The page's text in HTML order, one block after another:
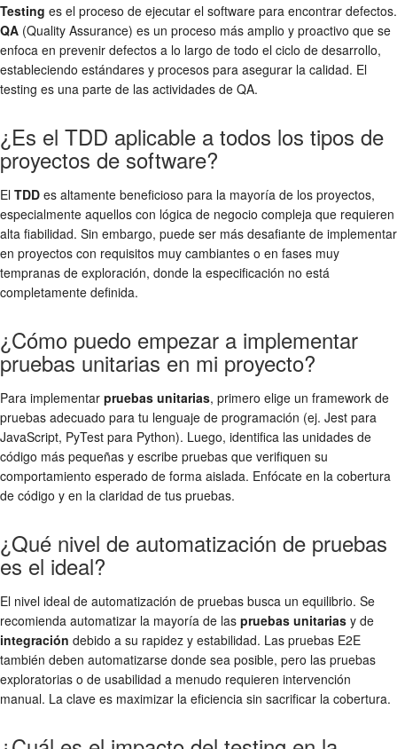
Testing es el proceso de ejecutar el software para encontrar defectos.
QA (Quality Assurance) es un proceso más amplio y proactivo que se
enfoca en prevenir defectos a lo largo de todo el ciclo de desarrollo,
estableciendo estándares y procesos para asegurar la calidad. El
testing es una parte de las actividades de QA.
¿Es el TDD aplicable a todos los tipos de
proyectos de software?
El TDD es altamente beneficioso para la mayoría de los proyectos,
especialmente aquellos con lógica de negocio compleja que requieren
alta fiabilidad. Sin embargo, puede ser más desafiante de implementar
en proyectos con requisitos muy cambiantes o en fases muy
tempranas de exploración, donde la especificación no está
completamente definida.
¿Cómo puedo empezar a implementar
pruebas unitarias en mi proyecto?
Para implementar pruebas unitarias, primero elige un framework de
pruebas adecuado para tu lenguaje de programación (ej. Jest para
JavaScript, PyTest para Python). Luego, identifica las unidades de
código más pequeñas y escribe pruebas que verifiquen su
comportamiento esperado de forma aislada. Enfócate en la cobertura
de código y en la claridad de tus pruebas.
¿Qué nivel de automatización de pruebas
es el ideal?
El nivel ideal de automatización de pruebas busca un equilibrio. Se
recomienda automatizar la mayoría de las pruebas unitarias y de
integración debido a su rapidez y estabilidad. Las pruebas E2E
también deben automatizarse donde sea posible, pero las pruebas
exploratorias o de usabilidad a menudo requieren intervención
manual. La clave es maximizar la eficiencia sin sacrificar la cobertura.